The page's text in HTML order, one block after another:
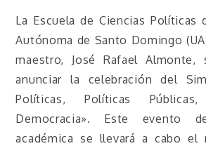
La Escuela de Ciencias Políticas
Autónoma de Santo Domingo
maestro, José Rafael Almonte,
anunciar la celebración del
Políticas, Políticas
Democracia». Este evento
académica se llevará a cabo el